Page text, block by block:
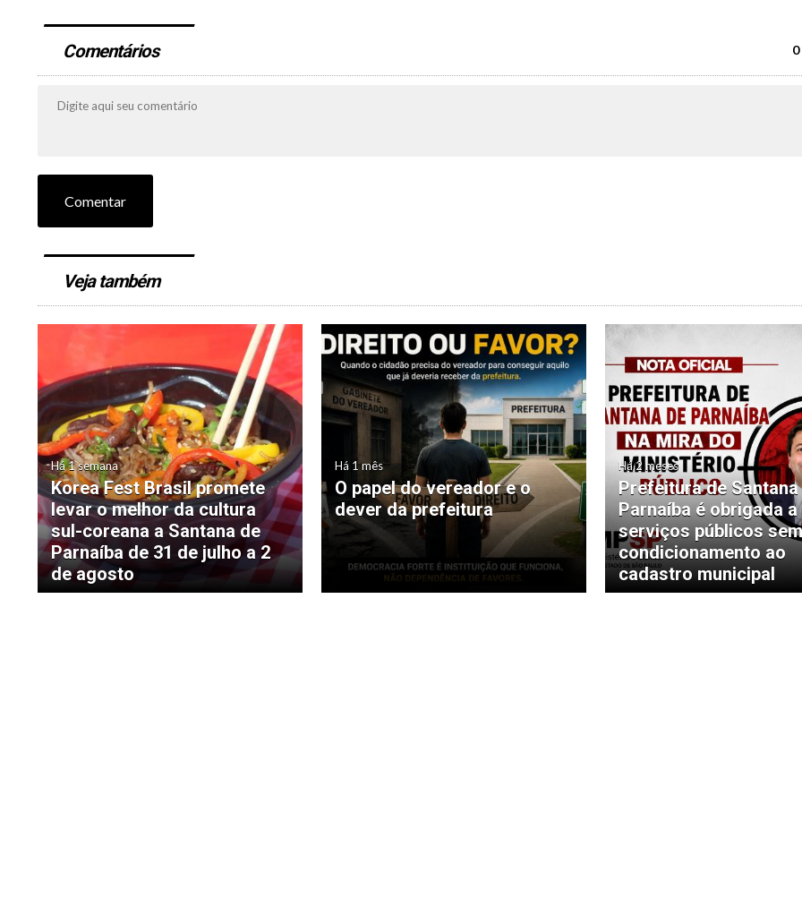
Comentários 0
Comentar
Veja também
Há 1 semana
Korea Fest Brasil promete
levar o melhor da cultura
sul-coreana a Santana de
Parnaíba de 31 de julho a 2
de agosto
Há 1 mês
O papel do vereador e o
dever da prefeitura
Há 2 meses
Prefeitura de Santana
Parnaíba é obrigada
serviços públicos sem
condicionamento ao
cadastro municipal